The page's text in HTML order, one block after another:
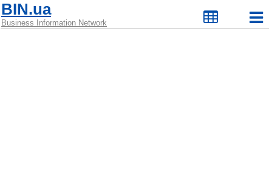
BIN.ua
Business Information Network